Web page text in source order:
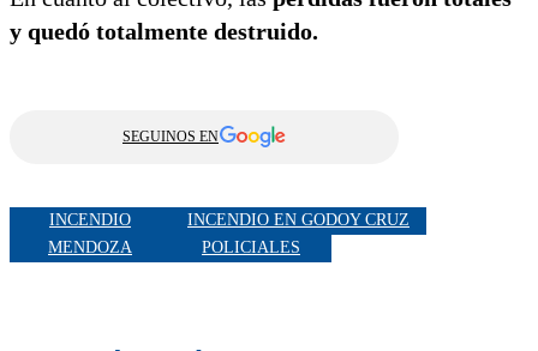
y quedó totalmente destruido.
SEGUINOS EN
INCENDIO
INCENDIO EN GODOY CRUZ
MENDOZA
POLICIALES